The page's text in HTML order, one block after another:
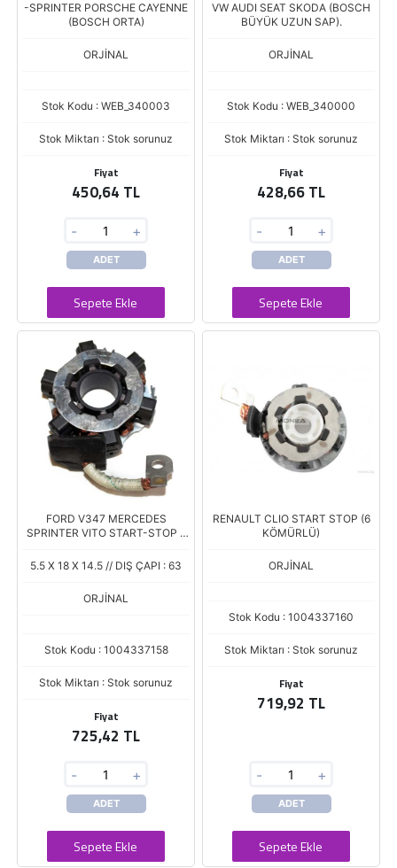
-SPRINTER PORSCHE CAYENNE
(BOSCH ORTA)
ORJİNAL
Stok Kodu : WEB_340003
Stok Miktarı : Stok sorunuz
Fiyat
450,64 TL
- +
ADET
Sepete Ekle
VW AUDI SEAT SKODA (BOSCH
BÜYÜK UZUN SAP).
ORJİNAL
Stok Kodu : WEB_340000
Stok Miktarı : Stok sorunuz
Fiyat
428,66 TL
- +
ADET
Sepete Ekle
FORD V347 MERCEDES
SPRINTER VITO START-STOP 6
5.5 X 18 X 14.5 // DIŞ ÇAPI : 63
ORJİNAL
Stok Kodu : 1004337158
Stok Miktarı : Stok sorunuz
Fiyat
725,42 TL
- +
ADET
Sepete Ekle
RENAULT CLIO START STOP (6
KÖMÜRLÜ)
ORJİNAL
Stok Kodu : 1004337160
Stok Miktarı : Stok sorunuz
Fiyat
719,92 TL
- +
ADET
Sepete Ekle